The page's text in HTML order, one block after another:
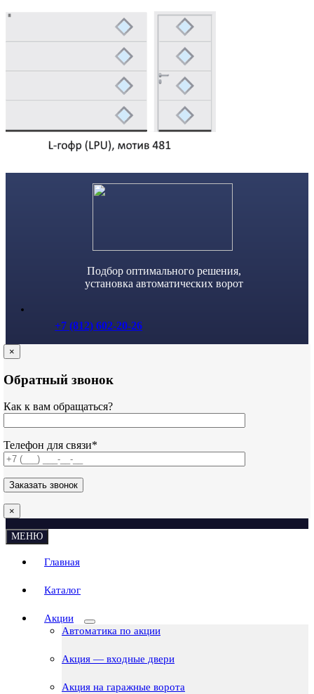
Skip
content
Подбор оптимального решения,
установка автоматических ворот
+7 (812) 602-20-26
×
Обратный звонок
Как к вам обращаться?
Телефон для связи*
×
МЕНЮ
Главная
Каталог
Акции
Автоматика по акции
Акция — входные двери
Акция на гаражные ворота